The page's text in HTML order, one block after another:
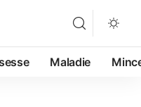
Maladie